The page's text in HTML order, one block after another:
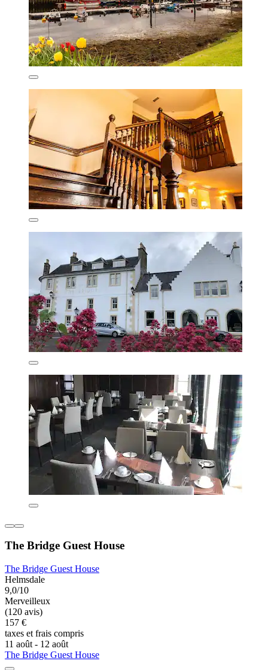
The Bridge Guest House
The Bridge Guest House
Helmsdale
9,0/10
Merveilleux
(120 avis)
157 €
taxes et frais compris
11 août - 12 août
The Bridge Guest House